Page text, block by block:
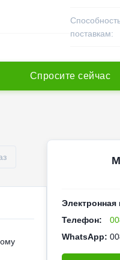
поставкам:
Спросите сейчас
Электронная
Телефон:
WhatsApp: